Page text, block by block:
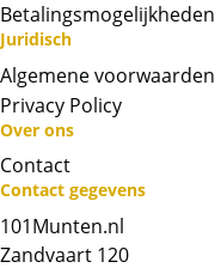
Chat met ons
Betalingsmogelijkheden
Juridisch
Algemene voorwaarden
Privacy Policy
Over ons
Contact
Contact gegevens
101Munten.nl
Zandvaart 120